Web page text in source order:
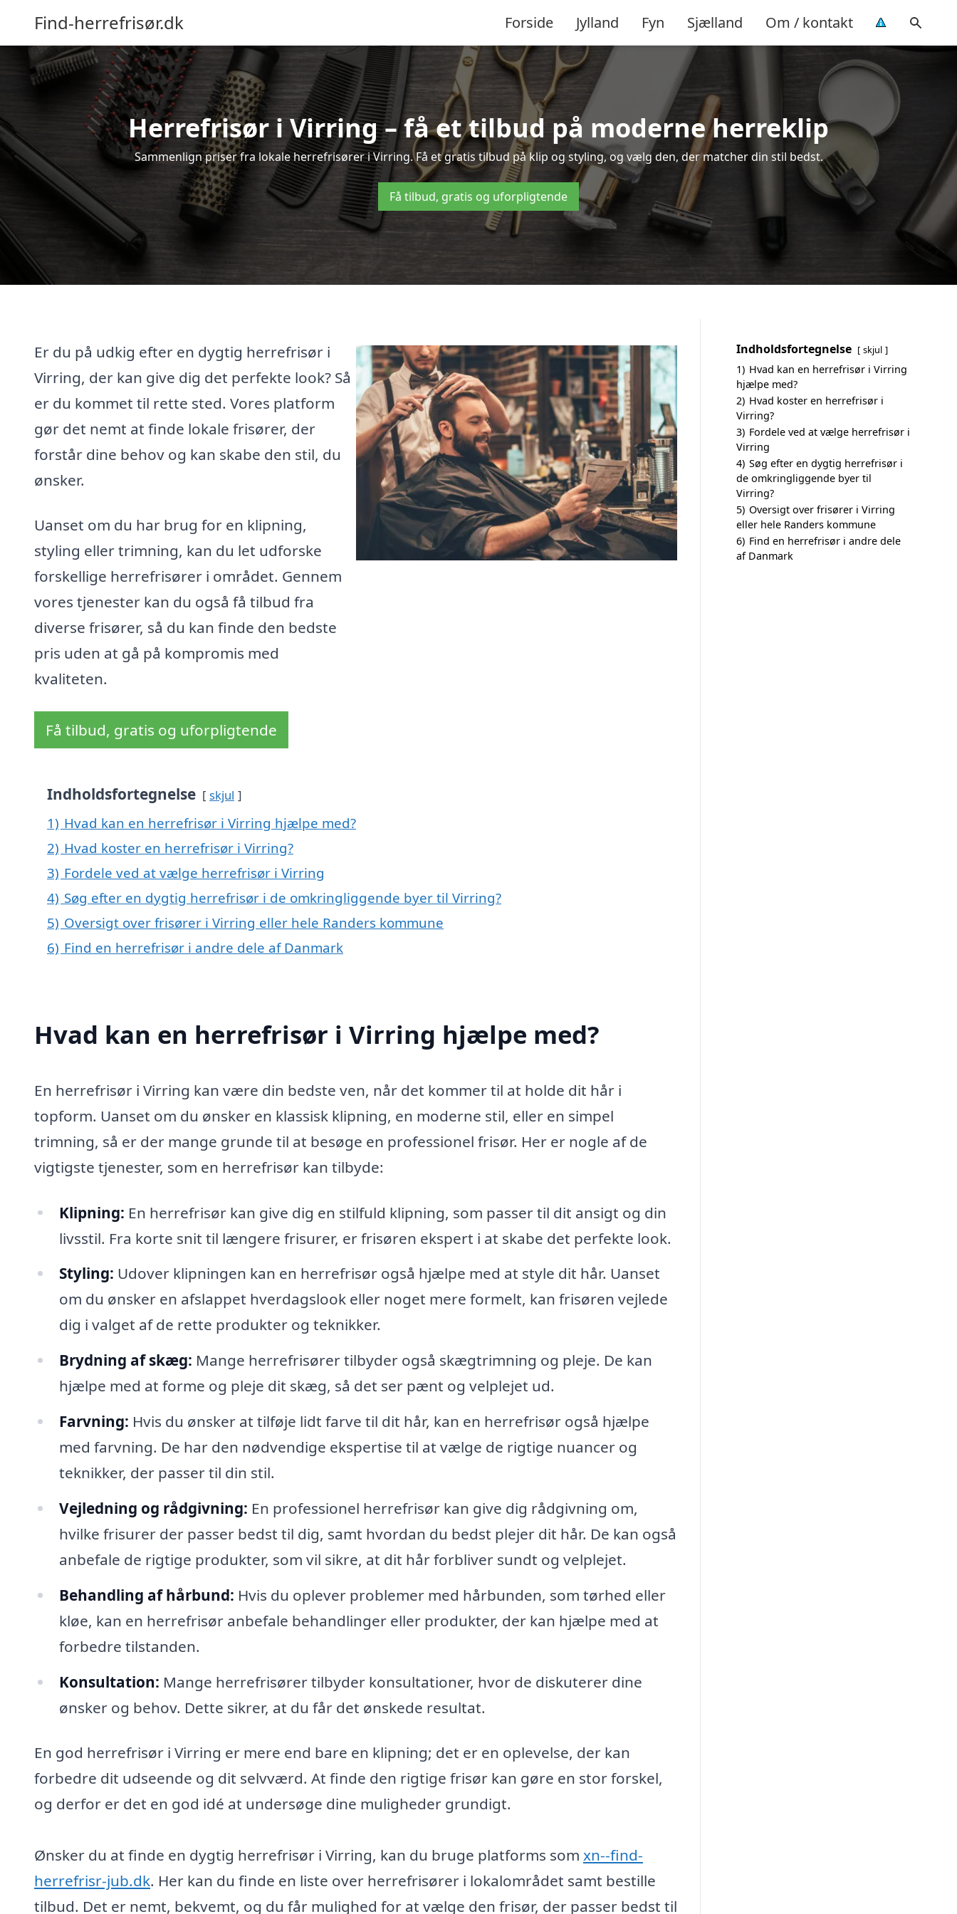
Find-herrefrisør.dk Forside Jylland Fyn Sjælland Om / kontakt
Herrefrisør i Virring – få et tilbud på moderne herreklip
Sammenlign priser fra lokale herrefrisører i Virring. Få et gratis tilbud på klip og styling, og vælg den, der matcher din stil bedst.
Få tilbud, gratis og uforpligtende
Er du på udkig efter en dygtig herrefrisør i
Virring, der kan give dig det perfekte look? Så
er du kommet til rette sted. Vores platform
gør det nemt at finde lokale frisører, der
forstår dine behov og kan skabe den stil, du
ønsker.
Uanset om du har brug for en klipning,
styling eller trimning, kan du let udforske
forskellige herrefrisører i området. Gennem
vores tjenester kan du også få tilbud fra
diverse frisører, så du kan finde den bedste
pris uden at gå på kompromis med
kvaliteten.
Få tilbud, gratis og uforpligtende
Indholdsfortegnelse skjul
1) Hvad kan en herrefrisør i Virring hjælpe med?
2) Hvad koster en herrefrisør i Virring?
3) Fordele ved at vælge herrefrisør i Virring
4) Søg efter en dygtig herrefrisør i de omkringliggende byer til Virring?
5) Oversigt over frisører i Virring eller hele Randers kommune
6) Find en herrefrisør i andre dele af Danmark
Hvad kan en herrefrisør i Virring hjælpe med?
En herrefrisør i Virring kan være din bedste ven, når det kommer til at holde dit hår i
topform. Uanset om du ønsker en klassisk klipning, en moderne stil, eller en simpel
trimning, så er der mange grunde til at besøge en professionel frisør. Her er nogle af de
vigtigste tjenester, som en herrefrisør kan tilbyde:
Klipning: En herrefrisør kan give dig en stilfuld klipning, som passer til dit ansigt og din
livsstil. Fra korte snit til længere frisurer, er frisøren ekspert i at skabe det perfekte look.
Styling: Udover klipningen kan en herrefrisør også hjælpe med at style dit hår. Uanset
om du ønsker en afslappet hverdagslook eller noget mere formelt, kan frisøren vejlede
dig i valget af de rette produkter og teknikker.
Brydning af skæg: Mange herrefrisører tilbyder også skægtrimning og pleje. De kan
hjælpe med at forme og pleje dit skæg, så det ser pænt og velplejet ud.
Farvning: Hvis du ønsker at tilføje lidt farve til dit hår, kan en herrefrisør også hjælpe
med farvning. De har den nødvendige ekspertise til at vælge de rigtige nuancer og
teknikker, der passer til din stil.
Vejledning og rådgivning: En professionel herrefrisør kan give dig rådgivning om,
hvilke frisurer der passer bedst til dig, samt hvordan du bedst plejer dit hår. De kan også
anbefale de rigtige produkter, som vil sikre, at dit hår forbliver sundt og velplejet.
Behandling af hårbund: Hvis du oplever problemer med hårbunden, som tørhed eller
kløe, kan en herrefrisør anbefale behandlinger eller produkter, der kan hjælpe med at
forbedre tilstanden.
Konsultation: Mange herrefrisører tilbyder konsultationer, hvor de diskuterer dine
ønsker og behov. Dette sikrer, at du får det ønskede resultat.
En god herrefrisør i Virring er mere end bare en klipning; det er en oplevelse, der kan
forbedre dit udseende og dit selvværd. At finde den rigtige frisør kan gøre en stor forskel,
og derfor er det en god idé at undersøge dine muligheder grundigt.
Ønsker du at finde en dygtig herrefrisør i Virring, kan du bruge platforms som xn--find-
herrefrisr-jub.dk. Her kan du finde en liste over herrefrisører i lokalområdet samt bestille
tilbud. Det er nemt, bekvemt, og du får mulighed for at vælge den frisør, der passer bedst til
Indholdsfortegnelse skjul
1) Hvad kan en herrefrisør i Virring
hjælpe med?
2) Hvad koster en herrefrisør i
Virring?
3) Fordele ved at vælge herrefrisør i
Virring
4) Søg efter en dygtig herrefrisør i
de omkringliggende byer til
Virring?
5) Oversigt over frisører i Virring
eller hele Randers kommune
6) Find en herrefrisør i andre dele
af Danmark